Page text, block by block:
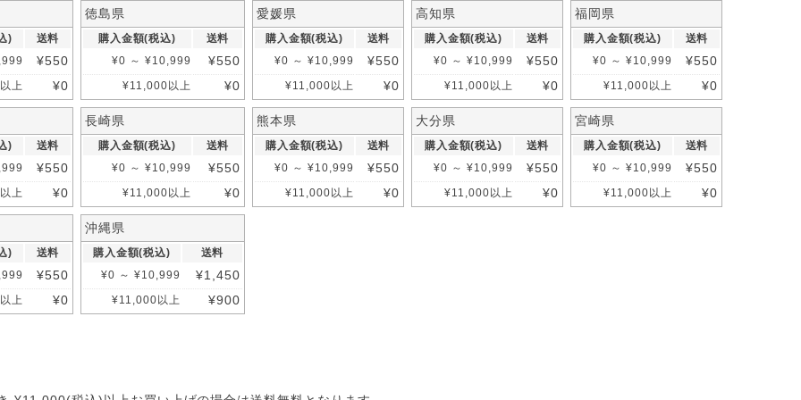
)
送料
¥550
以上 ¥0
徳島県
購入金額(税込)
送料
¥0 ～ ¥10,999 ¥550
¥11,000 以上 ¥0
愛媛県
購入金額(税込)
送料
¥0 ～ ¥10,999 ¥550
¥11,000 以上 ¥0
高知県
購入金額(税込)
送料
¥0 ～ ¥10,999 ¥550
¥11,000 以上 ¥0
福岡県
購入金額(税込)
送料
¥0 ～ ¥10,999 ¥550
¥11,000 以上 ¥0
)
送料
¥550
以上 ¥0
長崎県
購入金額(税込)
送料
¥0 ～ ¥10,999 ¥550
¥11,000 以上 ¥0
熊本県
購入金額(税込)
送料
¥0 ～ ¥10,999 ¥550
¥11,000 以上 ¥0
大分県
購入金額(税込)
送料
¥0 ～ ¥10,999 ¥550
¥11,000 以上 ¥0
宮崎県
購入金額(税込)
送料
¥0 ～ ¥10,999 ¥550
¥11,000 以上 ¥0
)
送料
¥550
以上 ¥0
沖縄県
購入金額(税込)
送料
¥0 ～ ¥10,999 ¥1,450
¥11,000 以上 ¥900